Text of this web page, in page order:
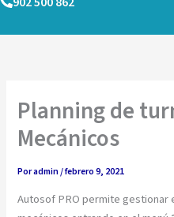
Ir
Planning de
Mecánicos
Poradmin/febrero 9, 2021
Autosof PRO permite gestionar